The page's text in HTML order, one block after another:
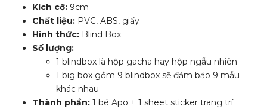
Kích cỡ: 9cm
Chất liệu: PVC, ABS, giấy
Hình thức: Blind Box
Số lượng:
1 blindbox là hộp gacha hay hộp ngẫu nhiên
1 big box gồm 9 blindbox sẽ đảm bảo 9 mẫu
khác nhau
Thành phần: 1 bé Apo + 1 sheet sticker trang trí